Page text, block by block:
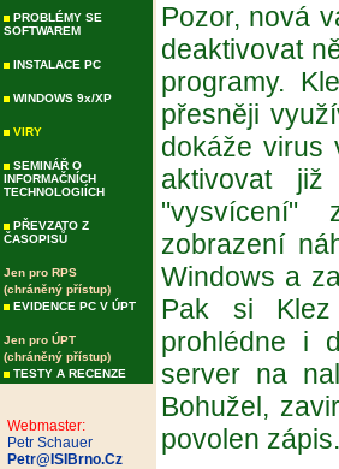
PROBLÉMY SE
SOFTWAREM
INSTALACE PC
WINDOWS 9x/XP
VIRY
SEMINÁŘ O
INFORMAČNÍCH
TECHNOLOGIÍCH
PŘEVZATO Z
ČASOPISŮ
Jen pro RPS
(chráněný přístup)
EVIDENCE PC V ÚPT
Jen pro ÚPT
(chráněný přístup)
TESTY A RECENZE
Webmaster:
Petr Schauer
Petr@ISIBrno.Cz
Pozor, nová
deaktivovat
programy.
přesněji
dokáže virus
aktivovat
"vysvícení"
zobrazení
Windows a
Pak si Klez
prohlédne i
server na
Bohužel,
povolen zápis.